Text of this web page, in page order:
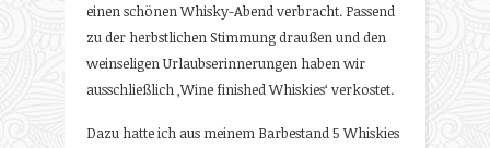
einen schönen Whisky-Abend verbracht. Passend
zu der herbstlichen Stimmung draußen und den
weinseligen Urlaubserinnerungen haben wir
ausschließlich ‚Wine finished Whiskies‘ verkostet.
Dazu hatte ich aus meinem Barbestand 5 Whiskies